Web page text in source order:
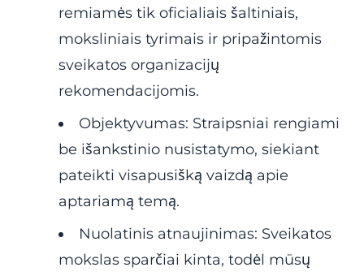
remiamės tik oficialiais šaltiniais,
moksliniais tyrimais ir pripažintomis
sveikatos organizacijų
rekomendacijomis.
Objektyvumas: Straipsniai rengiami
be išankstinio nusistatymo, siekiant
pateikti visapusišką vaizdą apie
aptariamą temą.
Nuolatinis atnaujinimas: Sveikatos
mokslas sparčiai kinta, todėl mūsų